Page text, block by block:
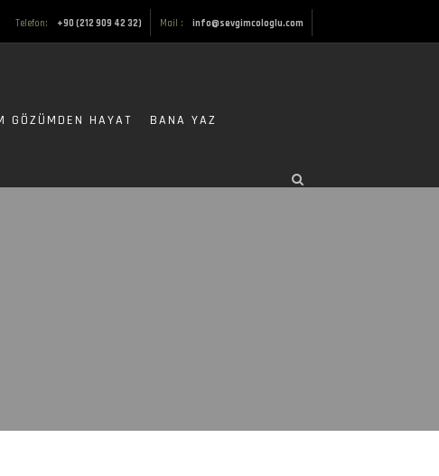
Telefon: +90 (212 909 42 32) Mail : info@sevgimcologlu.com
GÖZÜMDEN HAYAT
BANA YAZ